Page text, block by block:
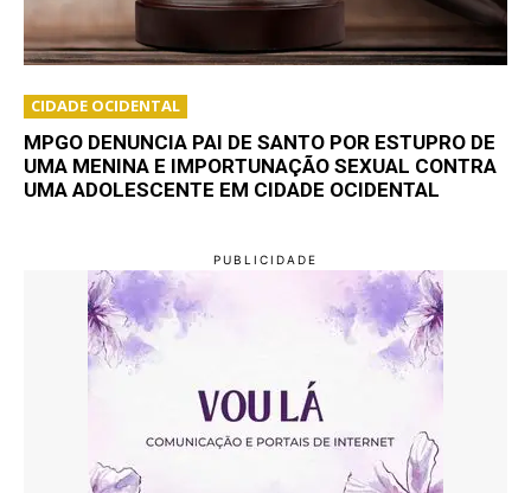
CIDADE OCIDENTAL
MPGO DENUNCIA PAI DE SANTO POR ESTUPRO DE
UMA MENINA E IMPORTUNAÇÃO SEXUAL CONTRA
UMA ADOLESCENTE EM CIDADE OCIDENTAL